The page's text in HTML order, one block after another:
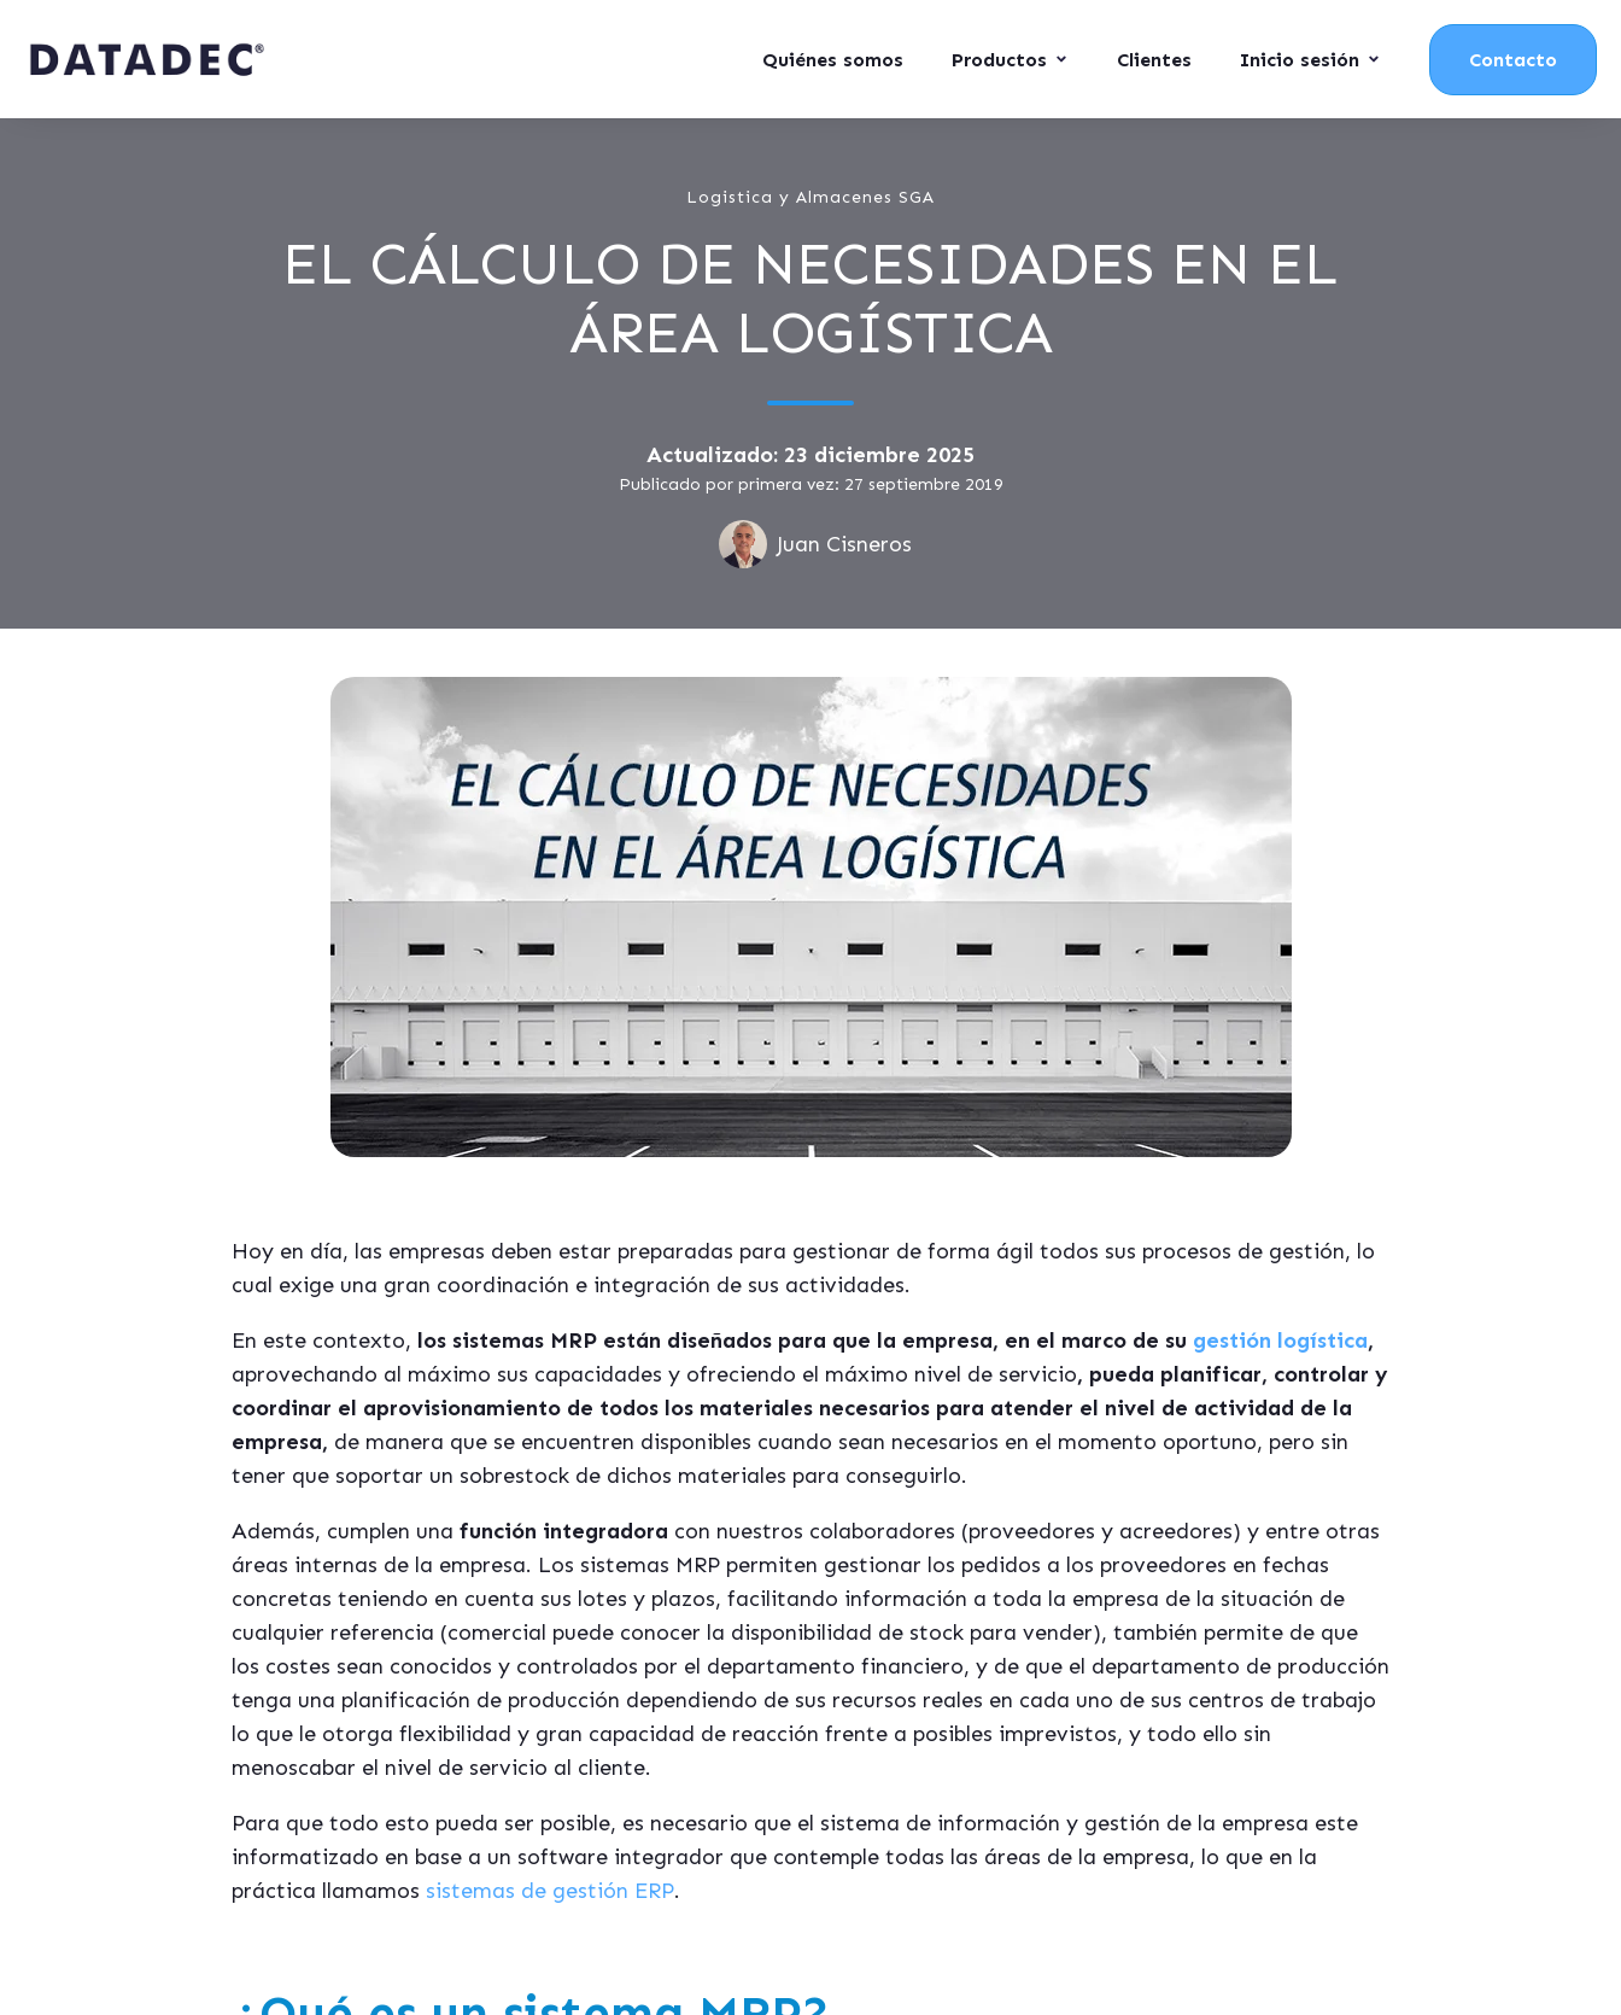
Quiénes somos Productos Clientes Inicio sesión Contacto
Logistica y Almacenes SGA
EL CÁLCULO DE NECESIDADES EN EL
ÁREA LOGÍSTICA
Actualizado: 23 diciembre 2025
Publicado por primera vez: 27 septiembre 2019
Juan Cisneros
Hoy en día, las empresas deben estar preparadas para gestionar de forma ágil todos sus procesos de gestión, lo
cual exige una gran coordinación e integración de sus actividades.
En este contexto, los sistemas MRP están diseñados para que la empresa, en el marco de su gestión logística,
aprovechando al máximo sus capacidades y ofreciendo el máximo nivel de servicio, pueda planificar, controlar y
coordinar el aprovisionamiento de todos los materiales necesarios para atender el nivel de actividad de la
empresa, de manera que se encuentren disponibles cuando sean necesarios en el momento oportuno, pero sin
tener que soportar un sobrestock de dichos materiales para conseguirlo.
Además, cumplen una función integradora con nuestros colaboradores (proveedores y acreedores) y entre otras
áreas internas de la empresa. Los sistemas MRP permiten gestionar los pedidos a los proveedores en fechas
concretas teniendo en cuenta sus lotes y plazos, facilitando información a toda la empresa de la situación de
cualquier referencia (comercial puede conocer la disponibilidad de stock para vender), también permite de que
los costes sean conocidos y controlados por el departamento financiero, y de que el departamento de producción
tenga una planificación de producción dependiendo de sus recursos reales en cada uno de sus centros de trabajo
lo que le otorga flexibilidad y gran capacidad de reacción frente a posibles imprevistos, y todo ello sin
menoscabar el nivel de servicio al cliente.
Para que todo esto pueda ser posible, es necesario que el sistema de información y gestión de la empresa este
informatizado en base a un software integrador que contemple todas las áreas de la empresa, lo que en la
práctica llamamos sistemas de gestión ERP.